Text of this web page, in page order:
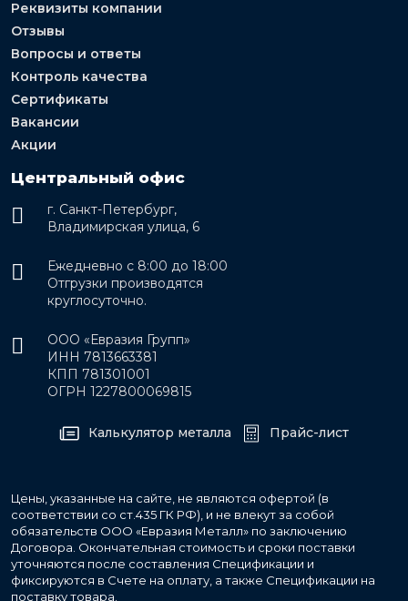
Реквизиты компании
Отзывы
Вопросы и ответы
Контроль качества
Сертификаты
Вакансии
Акции
Центральный офис
г. Санкт-Петербург,
Владимирская улица, 6
Ежедневно с 8:00 до 18:00
Отгрузки производятся
круглосуточно.
ООО «Евразия Групп»
ИНН 7813663381
КПП 781301001
ОГРН 1227800069815
Калькулятор металла Прайс-лист
Цены, указанные на сайте, не являются офертой (в
соответствии со ст.435 ГК РФ), и не влекут за собой
обязательств ООО «Евразия Металл» по заключению
Договора. Окончательная стоимость и сроки поставки
уточняются после составления Спецификации и
фиксируются в Счете на оплату, а также Спецификации на
поставку товара.